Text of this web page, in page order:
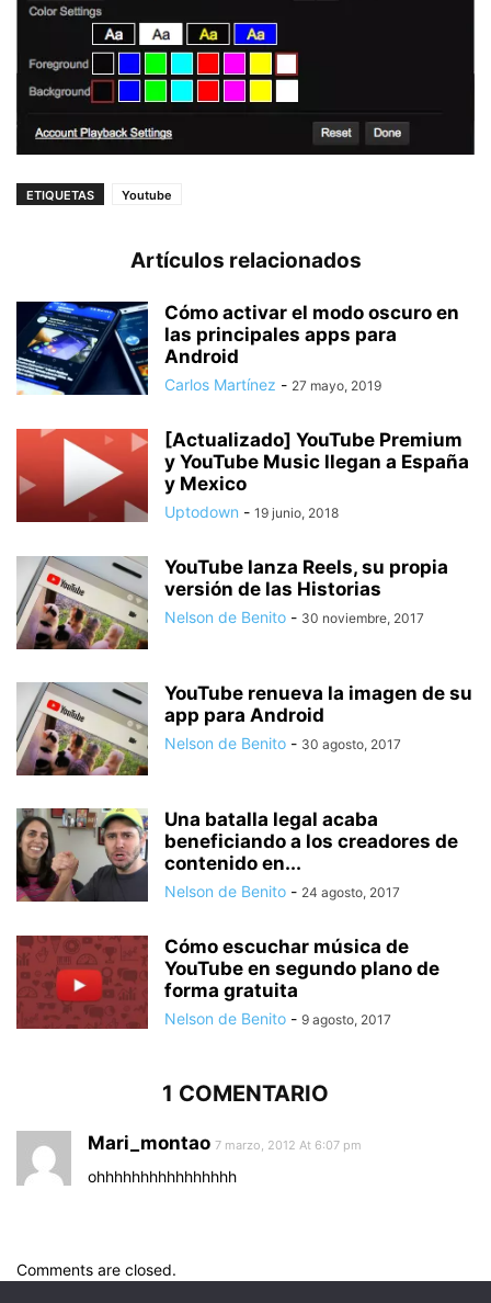
ETIQUETAS Youtube
Artículos relacionados
Cómo activar el modo oscuro en
las principales apps para
Android
Carlos Martínez - 27 mayo, 2019
[Actualizado] YouTube Premium
y YouTube Music llegan a España
y Mexico
Uptodown - 19 junio, 2018
YouTube lanza Reels, su propia
versión de las Historias
Nelson de Benito - 30 noviembre, 2017
YouTube renueva la imagen de su
app para Android
Nelson de Benito - 30 agosto, 2017
Una batalla legal acaba
beneficiando a los creadores de
contenido en...
Nelson de Benito - 24 agosto, 2017
Cómo escuchar música de
YouTube en segundo plano de
forma gratuita
Nelson de Benito - 9 agosto, 2017
1 COMENTARIO
Mari_montao 7 marzo, 2012 At 6:07 pm
ohhhhhhhhhhhhhhhh
Comments are closed.